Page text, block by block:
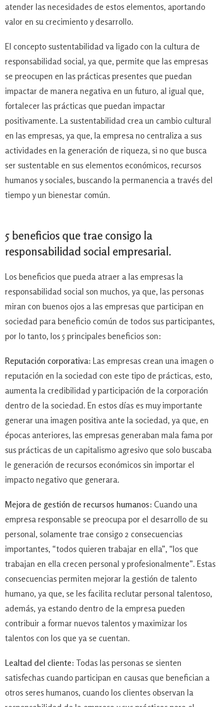
atender las necesidades de estos elementos, aportando
valor en su crecimiento y desarrollo.
El concepto sustentabilidad va ligado con la cultura de
responsabilidad social, ya que, permite que las empresas
se preocupen en las prácticas presentes que puedan
impactar de manera negativa en un futuro, al igual que,
fortalecer las prácticas que puedan impactar
positivamente. La sustentabilidad crea un cambio cultural
en las empresas, ya que, la empresa no centraliza a sus
actividades en la generación de riqueza, si no que busca
ser sustentable en sus elementos económicos, recursos
humanos y sociales, buscando la permanencia a través del
tiempo y un bienestar común.
5 beneficios que trae consigo la
responsabilidad social empresarial.
Los beneficios que pueda atraer a las empresas la
responsabilidad social son muchos, ya que, las personas
miran con buenos ojos a las empresas que participan en
sociedad para beneficio común de todos sus participantes,
por lo tanto, los 5 principales beneficios son:
Reputación corporativa: Las empresas crean una imagen o
reputación en la sociedad con este tipo de prácticas, esto,
aumenta la credibilidad y participación de la corporación
dentro de la sociedad. En estos días es muy importante
generar una imagen positiva ante la sociedad, ya que, en
épocas anteriores, las empresas generaban mala fama por
sus prácticas de un capitalismo agresivo que solo buscaba
le generación de recursos económicos sin importar el
impacto negativo que generara.
Mejora de gestión de recursos humanos: Cuando una
empresa responsable se preocupa por el desarrollo de su
personal, solamente trae consigo 2 consecuencias
importantes, “todos quieren trabajar en ella”, “los que
trabajan en ella crecen personal y profesionalmente”. Estas
consecuencias permiten mejorar la gestión de talento
humano, ya que, se les facilita reclutar personal talentoso,
además, ya estando dentro de la empresa pueden
contribuir a formar nuevos talentos y maximizar los
talentos con los que ya se cuentan.
Lealtad del cliente: Todas las personas se sienten
satisfechas cuando participan en causas que benefician a
otros seres humanos, cuando los clientes observan la